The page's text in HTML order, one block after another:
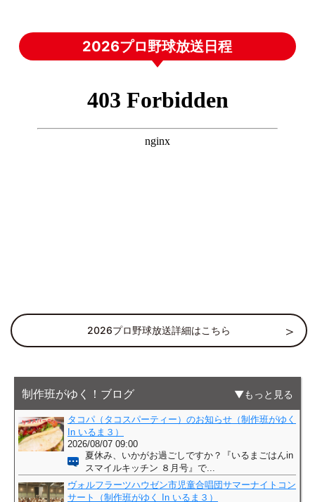
2026プロ野球放送日程
2026プロ野球放送詳細はこちら
制作班がゆく！ブログ もっと見る